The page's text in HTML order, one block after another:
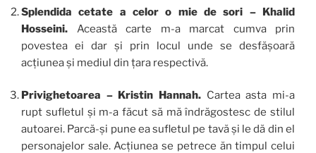
Splendida cetate a celor o mie de sori – Khalid
Hosseini. Această carte m-a marcat cumva prin
povestea ei dar și prin locul unde se desfășoară
acțiunea și mediul din țara respectivă.
Privighetoarea – Kristin Hannah. Cartea asta mi-a
rupt sufletul și m-a făcut să mă îndrăgostesc de stilul
autoarei. Parcă-și pune ea sufletul pe tavă și le dă din el
personajelor sale. Acțiunea se petrece ăn timpul celui